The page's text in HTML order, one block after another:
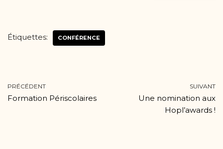
Étiquettes: CONFÉRENCE
PRÉCÉDENT
Formation Périscolaires
SUIVANT
Une nomination aux
Hopl’awards !